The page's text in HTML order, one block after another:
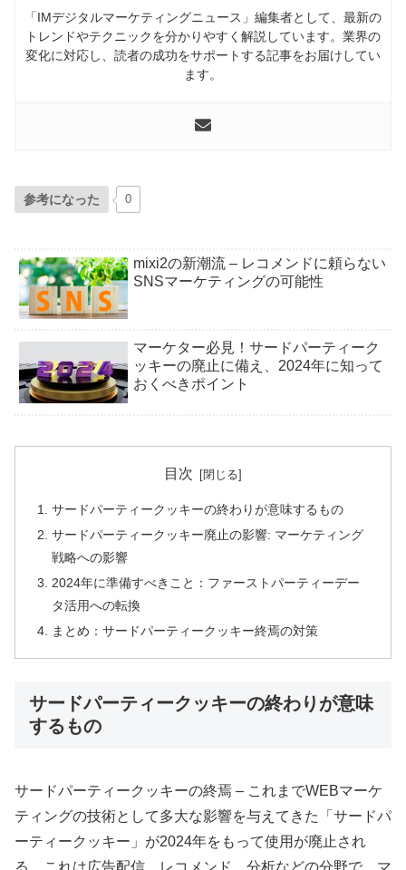
「IMデジタルマーケティングニュース」編集者として、最新の
トレンドやテクニックを分かりやすく解説しています。業界の
変化に対応し、読者の成功をサポートする記事をお届けしてい
ます。
参考になった 0
mixi2の新潮流 – レコメンドに頼らない
SNSマーケティングの可能性
マーケター必見！サードパーティーク
ッキーの廃止に備え、2024年に知って
おくべきポイント
目次
サードパーティークッキーの終わりが意味するもの
サードパーティークッキー廃止の影響: マーケティング
戦略への影響
2024年に準備すべきこと：ファーストパーティーデー
タ活用への転換
まとめ：サードパーティークッキー終焉の対策
サードパーティークッキーの終わりが意味
するもの
サードパーティークッキーの終焉 – これまでWEBマーケ
ティングの技術として多大な影響を与えてきた「サードパ
ーティークッキー」が2024年をもって使用が廃止され
る。これは広告配信、レコメンド、分析などの分野で、マ